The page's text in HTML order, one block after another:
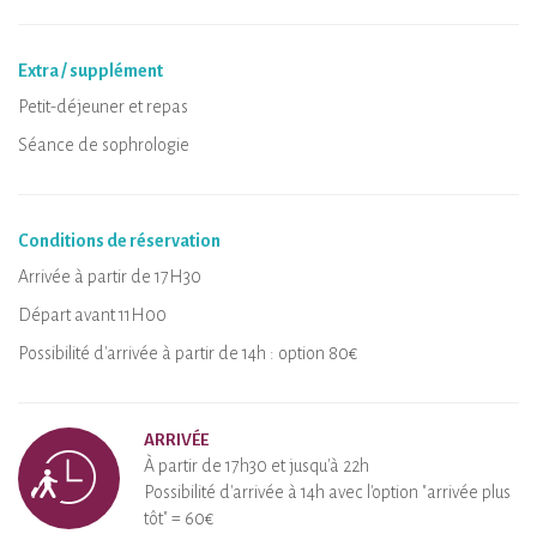
Extra / supplément
Petit-déjeuner et repas
Séance de sophrologie
Conditions de réservation
Arrivée à partir de 17H30
Départ avant 11H00
Possibilité d'arrivée à partir de 14h : option 80€
ARRIVÉE
À partir de 17h30 et jusqu'à 22h
Possibilité d'arrivée à 14h avec l'option "arrivée plus
tôt" = 60€